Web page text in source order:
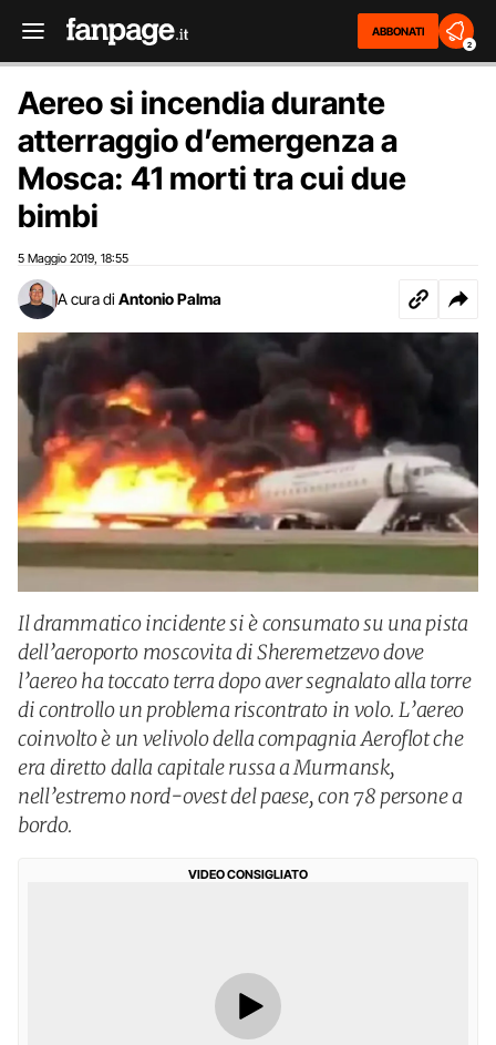
ABBONATI
2
Aereo si incendia durante
atterraggio d’emergenza a
Mosca: 41 morti tra cui due
bimbi
5 Maggio 2019 18:55
A cura di Antonio Palma
Il drammatico incidente si è consumato su una pista
dell’aeroporto moscovita di Sheremetzevo dove
l’aereo ha toccato terra dopo aver segnalato alla torre
di controllo un problema riscontrato in volo. L’aereo
coinvolto è un velivolo della compagnia Aeroflot che
era diretto dalla capitale russa a Murmansk,
nell’estremo nord-ovest del paese, con 78 persone a
bordo.
VIDEO CONSIGLIATO